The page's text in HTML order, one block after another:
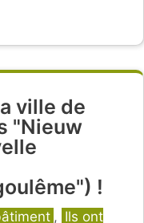
ville de
"Nieuw
!
, Ils ont